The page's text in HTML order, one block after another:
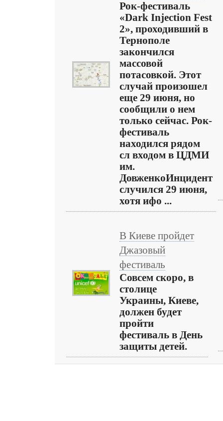
Рок-фестиваль
«Dark Injection Fest
2», проходивший в
Тернополе
закончился
массовой
потасовкой. Этот
случай произошел
еще 29 июня, но
сообщили о нем
только сейчас. Рок-
фестиваль
находился рядом
сл входом в ЦДМИ
им.
ДовженкоИнцидент
случился 29 июня,
хотя ифо ...
В Киеве пройдет
Джазовый
фестиваль
Совсем скоро, в
столице
Украины, Киеве,
должен будет
пройти
фестиваль в День
защиты детей.